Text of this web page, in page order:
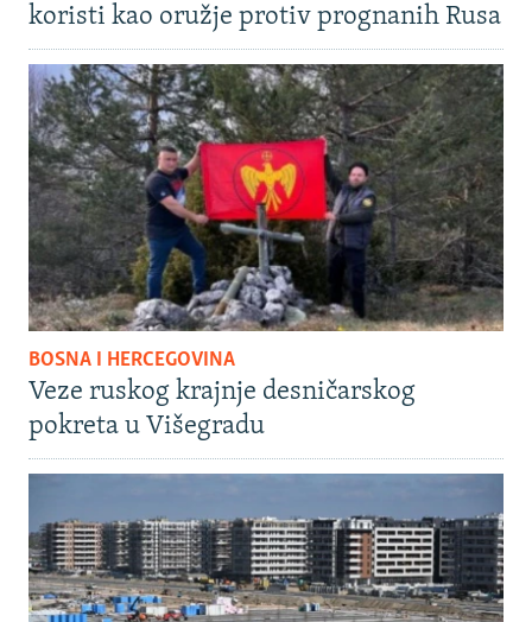
koristi kao oružje protiv prognanih Rusa
BOSNA I HERCEGOVINA
Veze ruskog krajnje desničarskog
pokreta u Višegradu